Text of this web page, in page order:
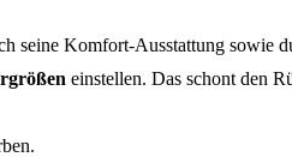
seine Komfort-Ausstattung sowie
einstellen. Das schont den